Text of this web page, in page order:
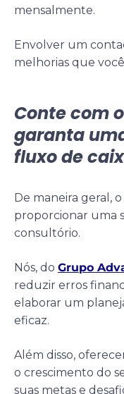
mensalmente.
Envolver um
melhorias que
Conte com
garanta
fluxo de
De maneira geral,
proporcionar uma
consultório.
Nós, do Grupo
reduzir erros
elaborar um
eficaz.
Além disso,
o crescimento do
suas metas e